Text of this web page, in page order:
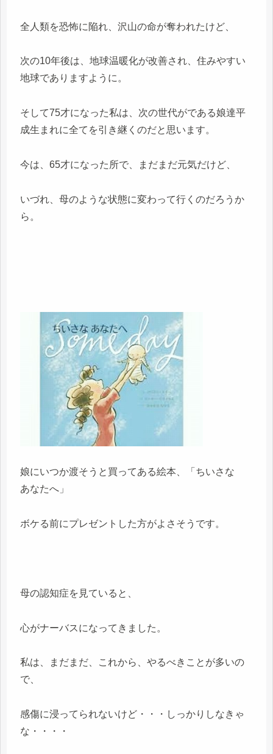
全人類を恐怖に陥れ、沢山の命が奪われたけど、
次の10年後は、地球温暖化が改善され、住みやすい
地球でありますように。
そして75才になった私は、次の世代がである娘達平
成生まれに全てを引き継くのだと思います。
今は、65才になった所で、まだまだ元気だけど、
いづれ、母のような状態に変わって行くのだろうか
ら。
娘にいつか渡そうと買ってある絵本、「ちいさな
あなたへ」
ボケる前にプレゼントした方がよさそうです。
母の認知症を見ていると、
心がナーバスになってきました。
私は、まだまだ、これから、やるべきことが多いの
で、
感傷に浸ってられないけど・・・しっかりしなきゃ
な・・・・